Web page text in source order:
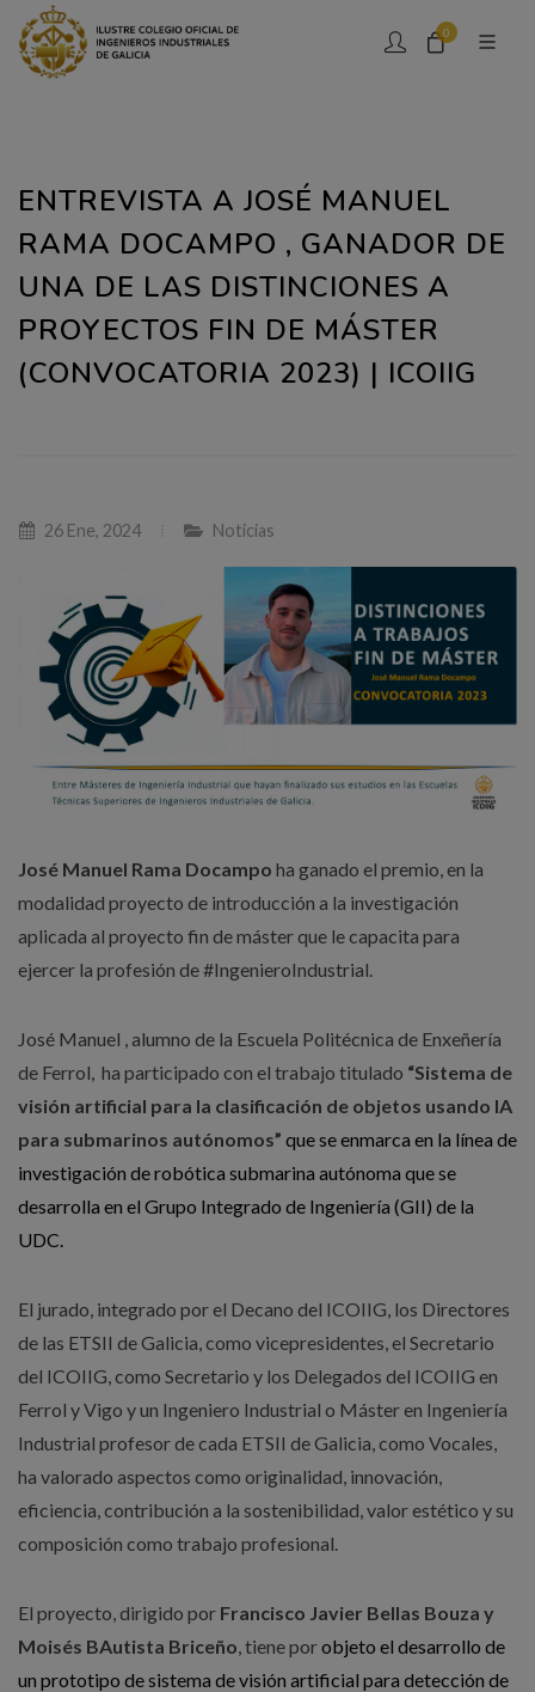
0
ENTREVISTA A JOSÉ MANUEL
RAMA DOCAMPO , GANADOR DE
UNA DE LAS DISTINCIONES A
PROYECTOS FIN DE MÁSTER
(CONVOCATORIA 2023) | ICOIIG
26 Ene, 2024 Noticias
José Manuel Rama Docampo ha ganado el premio, en la
modalidad proyecto de introducción a la investigación
aplicada al proyecto fin de másterque le capacita para
ejercer la profesión de #IngenieroIndustrial.
José Manuel , alumno de la Escuela Politécnica de Enxeñería
de Ferrol, ha participado con el trabajo titulado “Sistema de
visión artificial para la clasificación de objetos usando IA
para submarinos autónomos” que se enmarca en la línea de
investigación de robótica submarina autónoma que se
desarrolla en el Grupo Integrado de Ingeniería (GII) de la
UDC.
El jurado, integrado por el Decano del ICOIIG, los Directores
de las ETSII de Galicia, como vicepresidentes, el Secretario
del ICOIIG, como Secretario y los Delegados del ICOIIG en
Ferrol y Vigo y un Ingeniero Industrial o Máster en Ingeniería
Industrial profesor de cada ETSII de Galicia, como Vocales,
ha valorado aspectos como originalidad, innovación,
eficiencia, contribución a la sostenibilidad, valor estético y su
composición como trabajo profesional.
El proyecto, dirigido por Francisco Javier Bellas Bouza y
Moisés BAutista Briceño, tiene porobjeto el desarrollo de
un prototipo de sistema de visión artificial para detección de